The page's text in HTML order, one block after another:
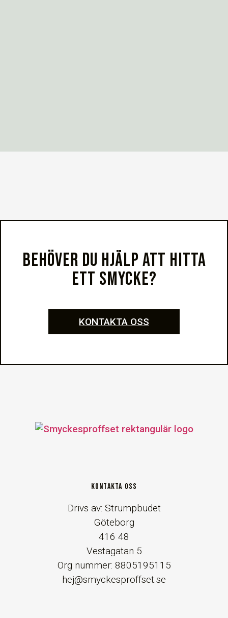
BEHÖVER DU HJÄLP ATT HITTA
ETT SMYCKE?
KONTAKTA OSS
KONTAKTA OSS
Drivs av: Strumpbudet
Göteborg
416 48
Vestagatan 5
Org nummer: 8805195115
hej@smyckesproffset.se